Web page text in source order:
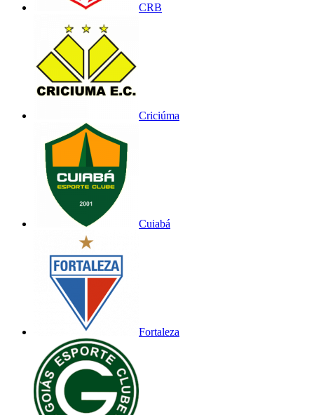
CRB
Criciúma
Cuiabá
Fortaleza